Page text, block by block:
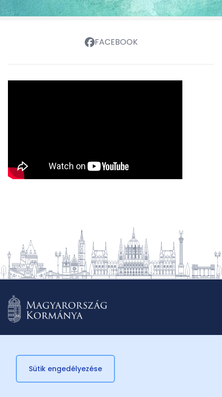
FACEBOOK
© 2026 Külügyminisztérium
Sütik engedélyezése